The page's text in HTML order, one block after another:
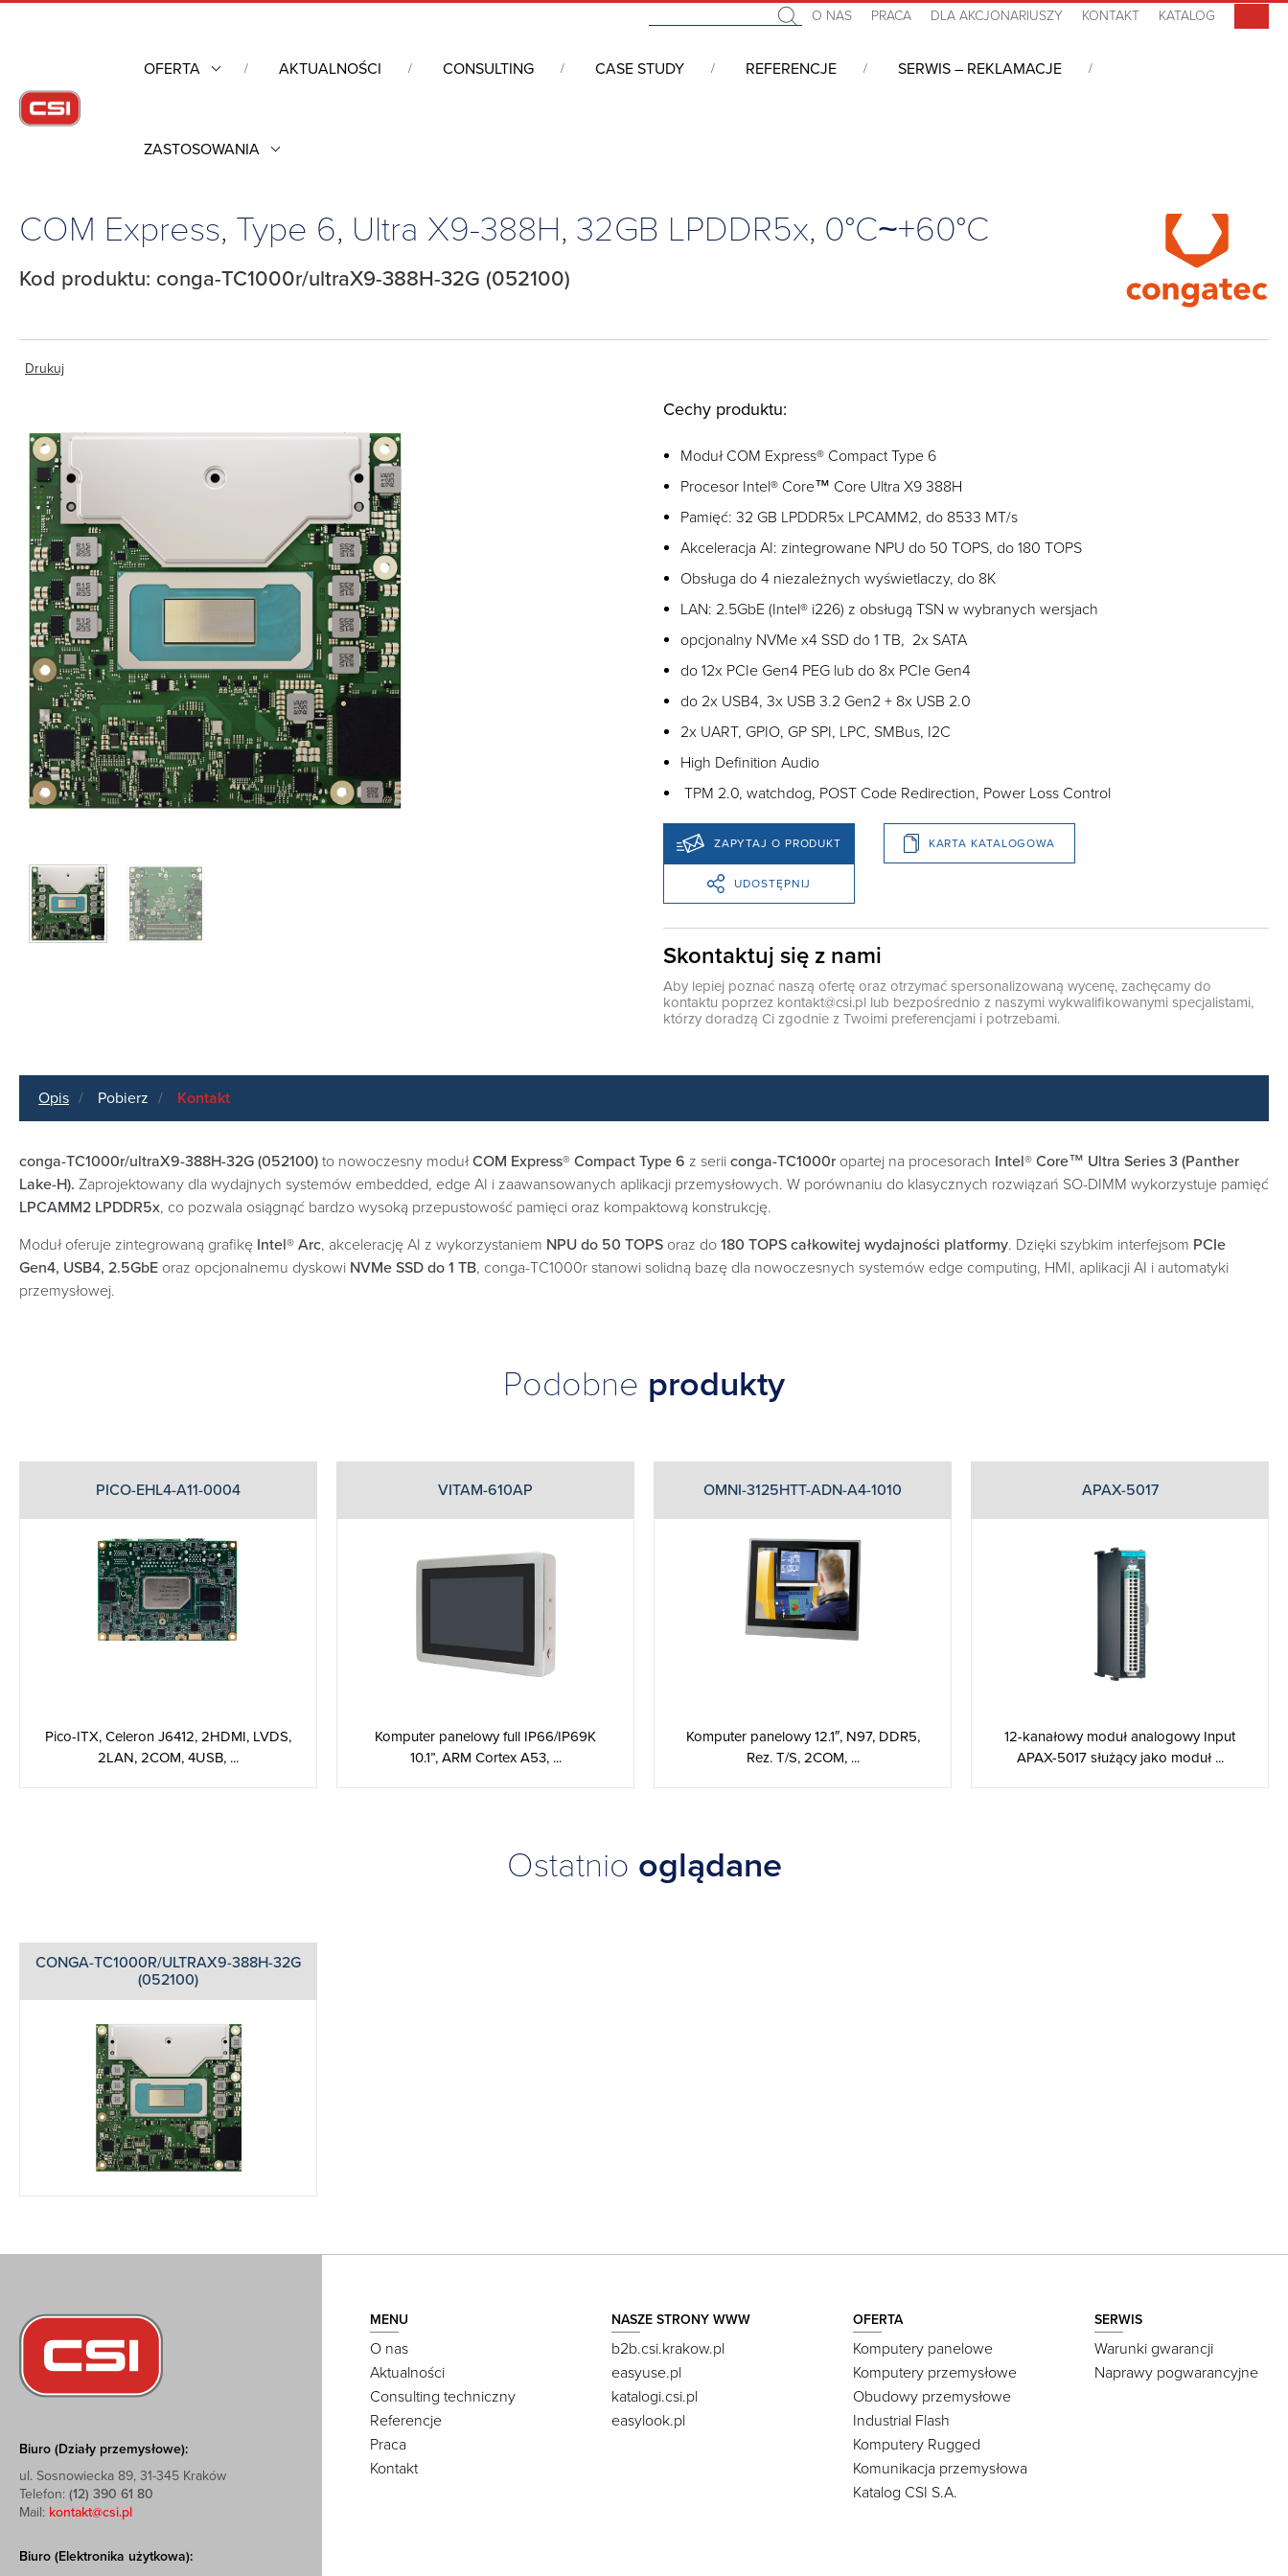
O NAS PRACA DLA AKCJONARIUSZY KONTAKT KATALOG
OFERTA AKTUALNOŚCI CONSULTING CASE STUDY REFERENCJE SERWIS – REKLAMACJE
ZASTOSOWANIA
Komputery przemysłowe
COM Express, Type 6, Ultra X9-388H, 32GB LPDDR5x, 0°C~+60°C
Kod produktu: conga-TC1000r/ultraX9-388H-32G (052100)
Drukuj
Cechy produktu:
Moduł COM Express® Compact Type 6
Procesor Intel® Core™ Core Ultra X9 388H
Pamięć: 32 GB LPDDR5x LPCAMM2, do 8533 MT/s
Akceleracja AI: zintegrowane NPU do 50 TOPS, do 180 TOPS
Obsługa do 4 niezależnych wyświetlaczy, do 8K
LAN: 2.5GbE (Intel® i226) z obsługą TSN w wybranych wersjach
opcjonalny NVMe x4 SSD do 1 TB, 2x SATA
do 12x PCIe Gen4 PEG lub do 8x PCIe Gen4
do 2x USB4, 3x USB 3.2 Gen2 + 8x USB 2.0
2x UART, GPIO, GP SPI, LPC, SMBus, I2C
High Definition Audio
TPM 2.0, watchdog, POST Code Redirection, Power Loss Control
ZAPYTAJ O PRODUKT KARTA KATALOGOWA
UDOSTĘPNIJ
Skontaktuj się z nami
Aby lepiej poznać naszą ofertę oraz otrzymać spersonalizowaną wycenę, zachęcamy do
kontaktu poprzez kontakt@csi.pl lub bezpośrednio z naszymi wykwalifikowanymi specjalistami,
którzy doradzą Ci zgodnie z Twoimi preferencjami i potrzebami.
Opis Pobierz Kontakt
conga-TC1000r/ultraX9-388H-32G (052100) to nowoczesny modułCOM Express® Compact Type 6 z serii conga-TC1000r opartej na procesorach Intel® Core™ Ultra Series 3 (Panther
Lake-H). Zaprojektowany dla wydajnych systemów embedded, edge AI i zaawansowanych aplikacji przemysłowych. W porównaniu do klasycznych rozwiązań SO-DIMM wykorzystuje pamięć
LPCAMM2 LPDDR5x, co pozwala osiągnąć bardzo wysoką przepustowość pamięci oraz kompaktową konstrukcję.
Moduł oferuje zintegrowaną grafikę Intel® Arc, akcelerację AI z wykorzystaniem NPU do 50 TOPS oraz do 180 TOPS całkowitej wydajności platformy. Dzięki szybkim interfejsom PCIe
Gen4, USB4, 2.5GbE oraz opcjonalnemu dyskowi NVMe SSD do 1 TB, conga-TC1000r stanowi solidną bazę dla nowoczesnych systemów edge computing, HMI, aplikacji AI i automatyki
przemysłowej.
Podobne produkty
PICO-EHL4-A11-0004
Pico-ITX, Celeron J6412, 2HDMI, LVDS,
2LAN, 2COM, 4USB, ...
VITAM-610AP
Komputer panelowy full IP66/IP69K
10.1”, ARM Cortex A53, ...
OMNI-3125HTT-ADN-A4-1010
Komputer panelowy 12.1″, N97, DDR5,
Rez. T/S, 2COM, ...
APAX-5017
12-kanałowy moduł analogowy Input
APAX-5017 służący jako moduł ...
Ostatnio oglądane
CONGA-TC1000R/ULTRAX9-388H-32G
(052100)
Biuro (Działy przemysłowe):
ul. Sosnowiecka 89, 31-345 Kraków
Telefon: (12) 390 61 80
Mail: kontakt@csi.pl
Biuro (Elektronika użytkowa):
MENU
O nas
Aktualności
Consulting techniczny
Referencje
Praca
Kontakt
NASZE STRONY WWW
b2b.csi.krakow.pl
easyuse.pl
katalogi.csi.pl
easylook.pl
OFERTA
Komputery panelowe
Komputery przemysłowe
Obudowy przemysłowe
Industrial Flash
Komputery Rugged
Komunikacja przemysłowa
Katalog CSI S.A.
SERWIS
Warunki gwarancji
Naprawy pogwarancyjne